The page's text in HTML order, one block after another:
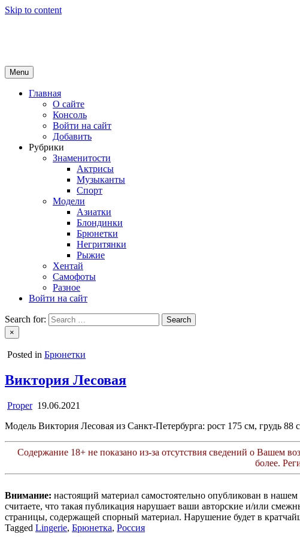
Skip to content
Menu
Главная
О сайте
Консоль
Войти на сайт
Добавить
Рубрики
Знаменитости
Актрисы
Музыканты
Спорт
Модели
Азиатки
Блондинки
Брюнетки
Негритянки
Рыжие
Хентай
Самофоты
Разное
Войти на сайт
Search for:
×
Posted in Брюнетки
Виктория Лесовая
Proper 19.06.2021
Модель Виктория Лесовая из Санкт-Петербурга: рост 175 см, грудь
Содержание 18+ не показано из-за отсутствия сведений о Вашем
более.
Внимание: настоящий материал самостоятельно опубликован в нашем
считаете, что такая публикация нарушает ваши авторские и/или
страницы, содержащей спорный материал. Нарушение будет в
Tagged Lingerie, Брюнетка, Россия